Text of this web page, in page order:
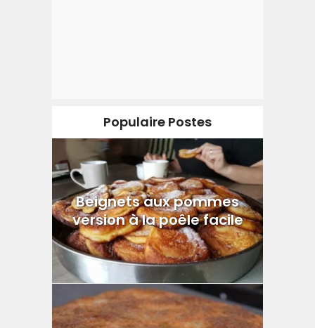
Populaire Postes
Beignets aux pommes
version à la poêle facile